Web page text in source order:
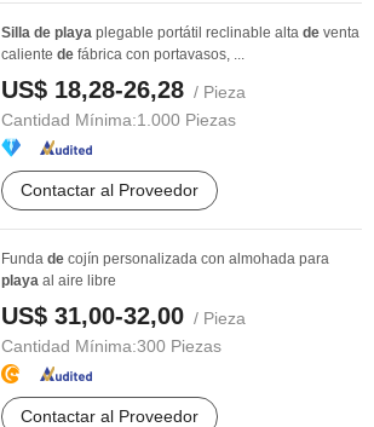
Silla de playa plegable portátil reclinable alta de venta
caliente de fábrica con portavasos, ...
US$ 18,28-26,28 / Pieza
Cantidad Mínima:1.000 Piezas
Contactar al Proveedor
Funda de cojín personalizada con almohada para
playa al aire libre
US$ 31,00-32,00 / Pieza
Cantidad Mínima:300 Piezas
Contactar al Proveedor